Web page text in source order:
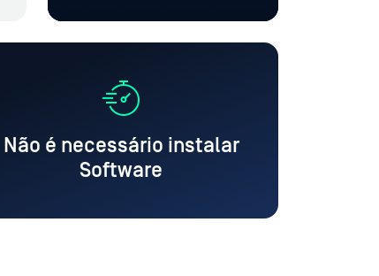
Não é necessário instalar
Software